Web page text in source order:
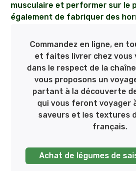
musculaire et performer sur le
également de fabriquer des
Commandez en ligne, en
et faites livrer chez vous
dans le respect de la
vous proposons un
partant à la découverte
qui vous feront voyager
saveurs et les textures
français.
Achat de légumes de